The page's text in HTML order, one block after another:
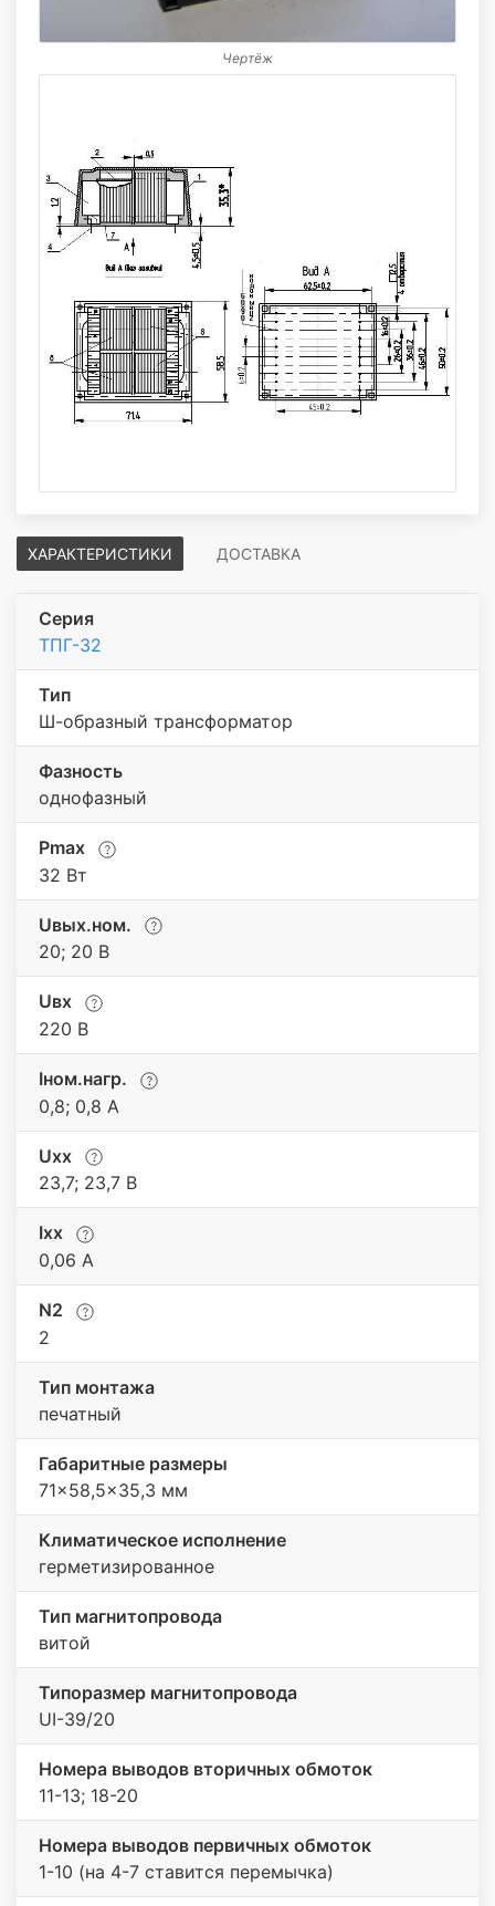
Чертёж
ХАРАКТЕРИСТИКИ ДОСТАВКА
Серия
ТПГ-32
Тип
Ш-образный трансформатор
Фазность
однофазный
Pmax
32 Вт
Uвых.ном.
20; 20 В
Uвх
220 В
Iном.нагр.
0,8; 0,8 А
Uхх
23,7; 23,7 В
Iхх
0,06 A
N2
2
Тип монтажа
печатный
Габаритные размеры
71x58,5x35,3 мм
Климатическое исполнение
герметизированное
Тип магнитопровода
витой
Типоразмер магнитопровода
UI-39/20
Номера выводов вторичных обмоток
11-13; 18-20
Номера выводов первичных обмоток
1-10 (на 4-7 ставится перемычка)